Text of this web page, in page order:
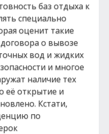
баз отдыха к
специально
оценит такие
о вывозе
вод и жидких
и многое
наличие тех
её открытие и
Кстати,
по